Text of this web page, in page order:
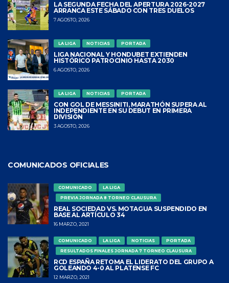
LA SEGUNDA FECHA DEL APERTURA 2026-2027
ARRANCA ESTE SÁBADO CON TRES DUELOS
7 AGOSTO, 2026
LA LIGA NOTICIAS PORTADA
LIGA NACIONAL Y HONDUBET EXTIENDEN
HISTÓRICO PATROCINIO HASTA 2030
6 AGOSTO, 2026
LA LIGA NOTICIAS PORTADA
CON GOL DE MESSINITI, MARATHÓN SUPERA AL
INDEPENDIENTE EN SU DEBUT EN PRIMERA
DIVISIÓN
3 AGOSTO, 2026
COMUNICADOS OFICIALES
COMUNICADO
LA LIGA
PREVIA JORNADA 8 TORNEO CLAUSURA
REAL SOCIEDAD VS. MOTAGUA SUSPENDIDO EN
BASE AL ARTÍCULO 34
16 MARZO, 2021
COMUNICADO LA LIGA NOTICIAS
PORTADA
RESULTADOS FINALES JORNADA 7 TORNEO CLAUSURA
RCD ESPAÑA RETOMA EL LIDERATO DEL GRUPO A
GOLEANDO 4-0 AL PLATENSE FC
12 MARZO, 2021